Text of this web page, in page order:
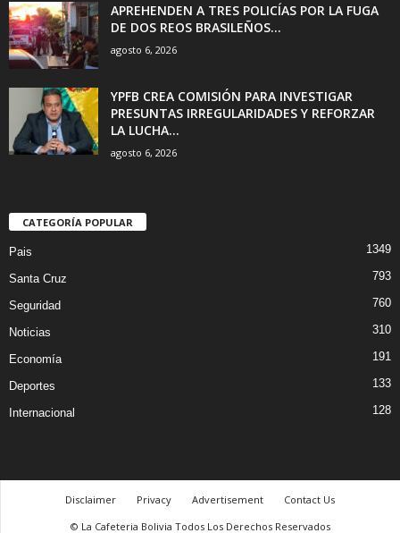
APREHENDEN A TRES POLICÍAS POR LA FUGA
DE DOS REOS BRASILEÑOS...
agosto 6, 2026
YPFB CREA COMISIÓN PARA INVESTIGAR
PRESUNTAS IRREGULARIDADES Y REFORZAR
LA LUCHA...
agosto 6, 2026
CATEGORÍA POPULAR
Pais 1349
Santa Cruz 793
Seguridad 760
Noticias 310
Economía 191
Deportes 133
Internacional 128
Disclaimer Privacy Advertisement
Contact Us
© La Cafeteria Bolivia Todos Los Derechos Reservados